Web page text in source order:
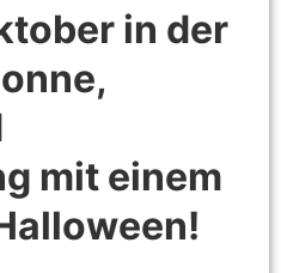
in der
mit einem